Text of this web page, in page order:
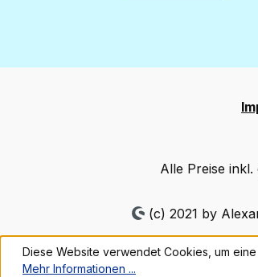
Alle Preise
(c) 2021 by
Diese Website verwendet Cookies, um
Mehr Informationen ...